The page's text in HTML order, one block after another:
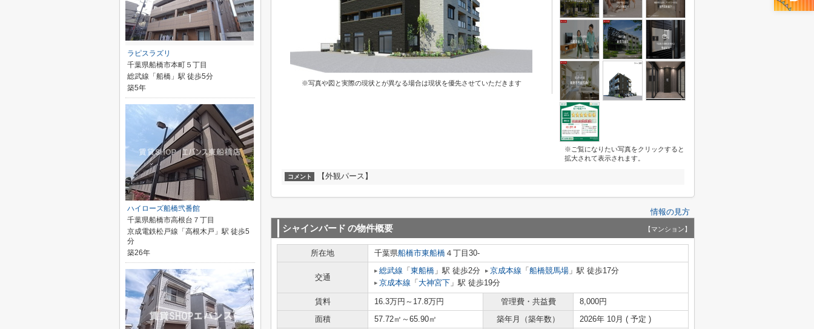
※写真や図と実際の現状とが異なる場合は現状を優先させていただきます
※ご覧になりたい写真をクリックすると
拡大されて表示されます。
コメント 【外観パース】
情報の見方
シャインバード の物件概要 【マンション】
所在地 千葉県船橋市東船橋 ４丁目30-
交通
総武線 「 東船橋 」駅 徒歩2分 京成本線 「 船橋競馬場 」駅 徒歩17分
京成本線 「 大神宮下 」駅 徒歩19分
賃料 16.3万円～17.8万円 管理費・共益費
8,000円
面積
57.72㎡～65.90㎡ 築年月（築年数）
2026年 10月 ( 予定 )
ラピスラズリ
千葉県船橋市本町５丁目
総武線「船橋」駅 徒歩5分
築5年
ハイローズ船橋弐番館
千葉県船橋市高根台７丁目
京成電鉄松戸線「高根木戸」駅 徒歩5
分
築26年